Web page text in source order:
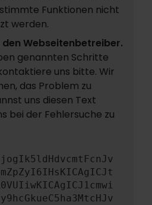
Funktionen nicht
werden.
Webseitenbetreiber.
genannten Schritte
uns bitte. Wir
das Problem zu
uns diesen Text
bei der Fehlersuche zu